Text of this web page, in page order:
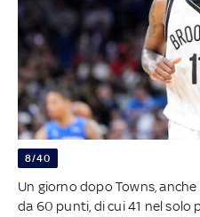
8/40
Un giorno dopo Towns,
da 60 punti, di cui 41 nel solo